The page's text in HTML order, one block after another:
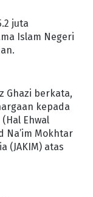
juta
Islam Negeri
Ghazi berkata,
kepada
Ehwal
Na’im Mokhtar
(JAKIM) atas